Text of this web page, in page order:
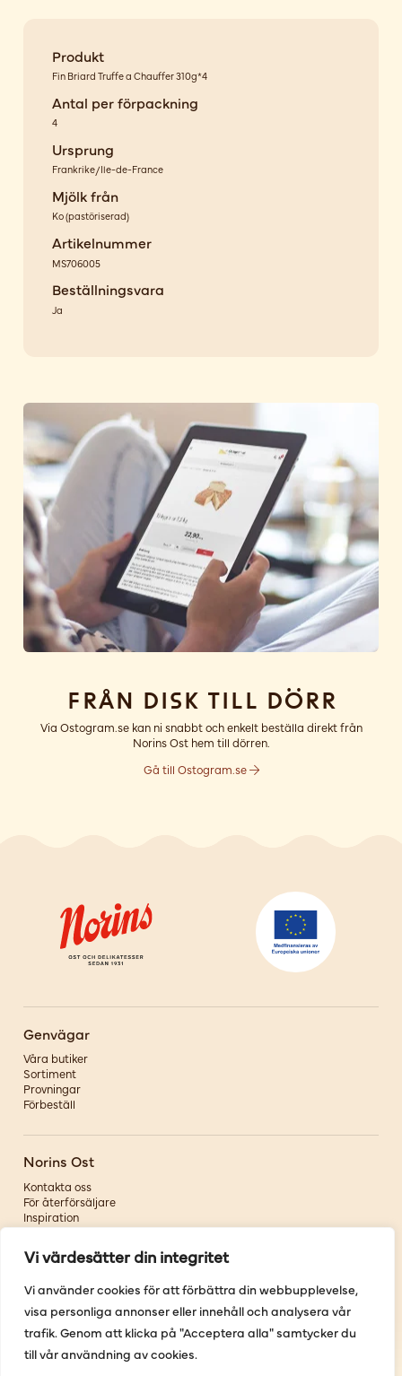
Vi värdesätter din integritet
Vi använder cookies för att förbättra din webbupplevelse,
visa personliga annonser eller innehåll och analysera vår
trafik. Genom att klicka på "Acceptera alla" samtycker du
till vår användning av cookies.
Produkt
Fin Briard Truffe a Chauffer 310g*4
Antal per förpackning
4
Ursprung
Frankrike/Ile-de-France
Mjölk från
Ko(pastöriserad)
Artikelnummer
MS706005
Beställningsvara
Ja
Från disk till dörr
Via Ostogram.se kan ni snabbt och enkelt beställa direkt från
Norins Ost hem till dörren.
Gå till Ostogram.se
Genvägar
Våra butiker
Sortiment
Provningar
Förbeställ
Norins Ost
Kontakta oss
För återförsäljare
Inspiration
Om oss
Följ oss
Facebook
Instagram
Youtube